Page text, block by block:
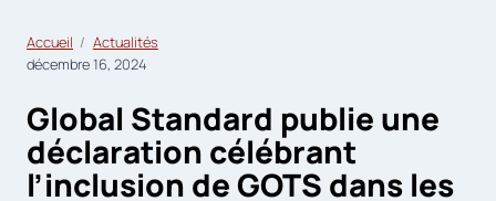
Accueil
Actualités
décembre 16, 2024
Global Standard publie une
déclaration célébrant
l’inclusion de GOTS dans les